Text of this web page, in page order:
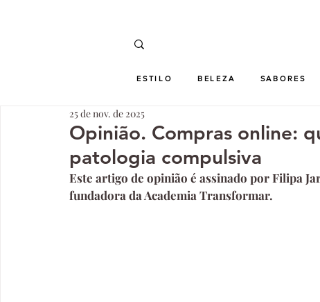
ESTILO BELEZA SABORES
Opinião. Compras online:
patologia compulsiva
25 de nov. de 2025
Este artigo de opinião é assinado por Filipa
fundadora da Academia Transformar.